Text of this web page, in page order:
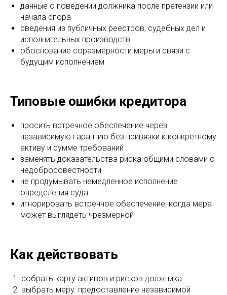
данные о поведении должника после претензии или
начала спора
сведения из публичных реестров, судебных дел и
исполнительных производств
обоснование соразмерности меры и связи с
будущим исполнением
Типовые ошибки кредитора
просить встречное обеспечение через
независимую гарантию без привязки к конкретному
активу и сумме требований
заменять доказательства риска общими словами о
недобросовестности
не продумывать немедленное исполнение
определения суда
игнорировать встречное обеспечение, когда мера
может выглядеть чрезмерной
Как действовать
собрать карту активов и рисков должника
выбрать меру: предоставление независимой